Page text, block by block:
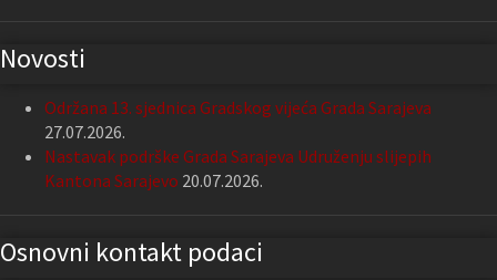
Novosti
Održana 13. sjednica Gradskog vijeća Grada Sarajeva
27.07.2026.
Nastavak podrške Grada Sarajeva Udruženju slijepih
Kantona Sarajevo 20.07.2026.
Osnovni kontakt podaci